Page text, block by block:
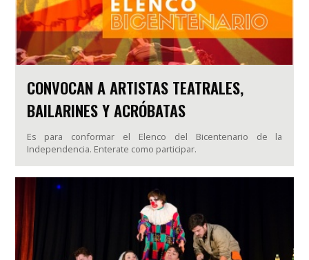
CONVOCAN A ARTISTAS TEATRALES,
BAILARINES Y ACRÓBATAS
Es para conformar el Elenco del Bicentenario de la
Independencia. Enterate como participar.